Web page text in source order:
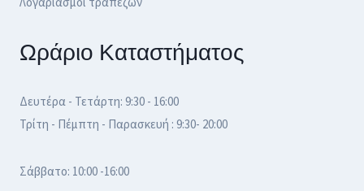
Ωράριο Καταστήματος
Δευτέρα - Τετάρτη: 9:30 - 16:00
Τρίτη - Πέμπτη - Παρασκευή : 9:30- 20:00
Σάββατο: 10:00 -16:00